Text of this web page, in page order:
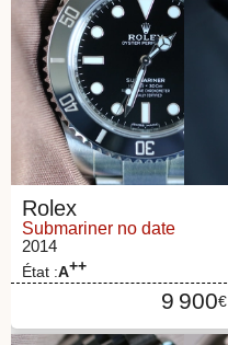
Rolex
Submariner no date
2014
État :A++
9 900€